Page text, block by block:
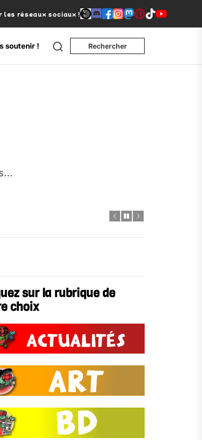
les réseaux sociaux !
soutenir ! Search Rechercher
sur la rubrique de
choix